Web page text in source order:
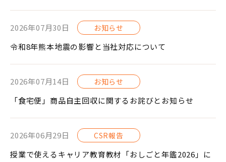
2026年07月30日 お知らせ
令和8年熊本地震の影響と当社対応について
2026年07月14日 お知らせ
「食宅便」商品自主回収に関するお詫びとお知らせ
2026年06月29日 CSR報告
授業で使えるキャリア教育教材「おしごと年鑑2026」に